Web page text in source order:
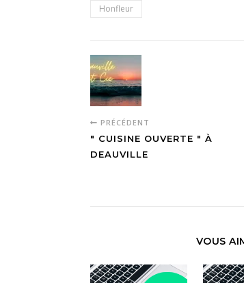
Honfleur
PRÉCÉDENT
" CUISINE OUVERTE " À
DEAUVILLE
VOUS